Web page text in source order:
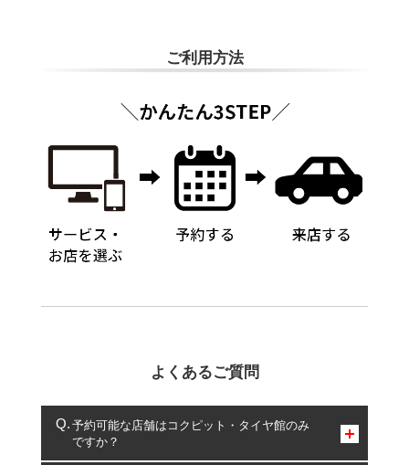
ご利用方法
よくあるご質問
予約可能な店舗はコクピット・タイヤ館のみ
ですか？